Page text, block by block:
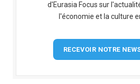
d'Eurasia Focus sur
l'économie et la culture
RECEVOIR NOTRE